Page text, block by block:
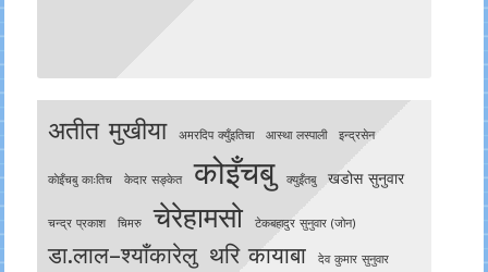
अतीत मुखीया अमरदिप क्युँइतिचा आस्था लस्पाली इन्द्रसेन
काेइँचबु काःतिच केदार सङ्केत कोइँचबु क्युइँतबु खडोस सुनुवार
चन्द्र प्रकाश चिमरु चेरेहामसो टेकबहादुर सुनुवार (जोन)
डा.लाल–श्याँकारेलु थरि कायाबा देव कुमार सुनुवार